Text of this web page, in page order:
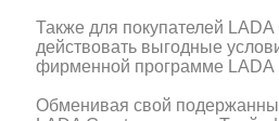
Также для покупателей
действовать выгодные
фирменной программе LADA
Обменивая свой